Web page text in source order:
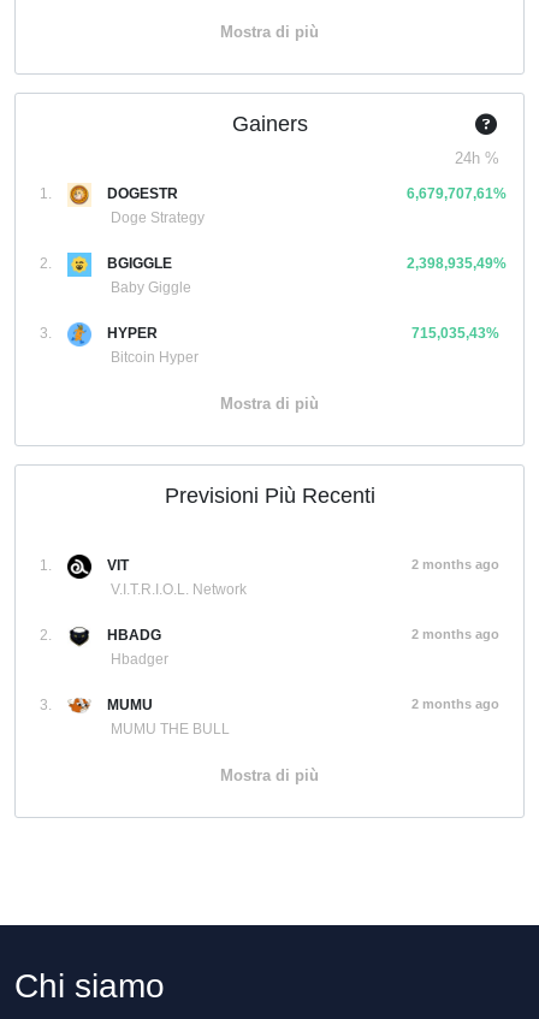
Mostra di più
Gainers
24h %
1.
DOGESTR
Doge Strategy
6,679,707,61%
2.
BGIGGLE
Baby Giggle
2,398,935,49%
3.
HYPER
Bitcoin Hyper
715,035,43%
Mostra di più
Previsioni Più Recenti
1.
VIT
V.I.T.R.I.O.L. Network
2 months ago
2.
HBADG
Hbadger
2 months ago
3.
MUMU
MUMU THE BULL
2 months ago
Mostra di più
Chi siamo